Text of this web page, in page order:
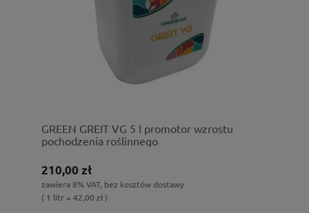
GREEN GREIT VG 5 l promotor wzrostu
pochodzenia roślinnego
210,00 zł
zawiera 8% VAT, bez kosztów dostawy
( 1 litr = 42,00 zł )